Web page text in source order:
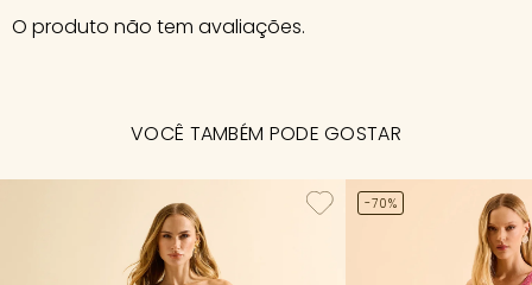
O produto não tem avaliações.
VOCÊ TAMBÉM PODE GOSTAR
-70%